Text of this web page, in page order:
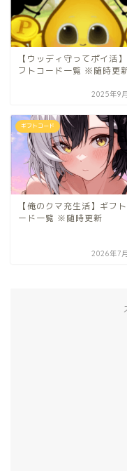
【ウッディ守ってポイ活
フトコード一覧 ※随時更
2025年9
ギフトコード
【俺のクマ充生活】ギフ
ード一覧 ※随時更新
2026年7